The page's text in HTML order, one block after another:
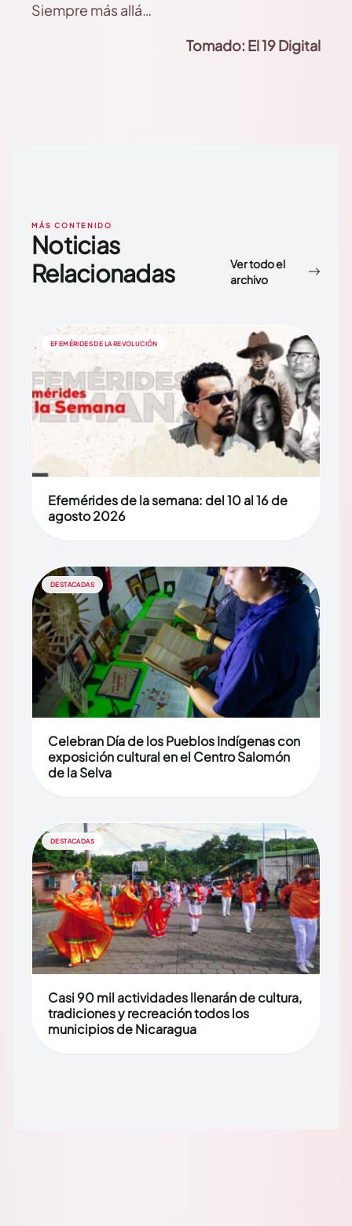
Siempre más allá…
Tomado: El 19 Digital
MÁS CONTENIDO
Noticias
Relacionadas
Ver todo el
archivo
EFEMÉRIDES DE LA REVOLUCIÓN
Efemérides de la semana: del 10 al 16 de
agosto 2026
DESTACADAS
Celebran Día de los Pueblos Indígenas con
exposición cultural en el Centro Salomón
de la Selva
DESTACADAS
Casi 90 mil actividades llenarán de cultura,
tradiciones y recreación todos los
municipios de Nicaragua